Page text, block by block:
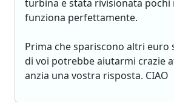
turbina e stata rivisionata pochi
funziona perfettamente.
Prima che spariscono altri euro
di voi potrebbe aiutarmi crazie
anzia una vostra risposta. CIAO